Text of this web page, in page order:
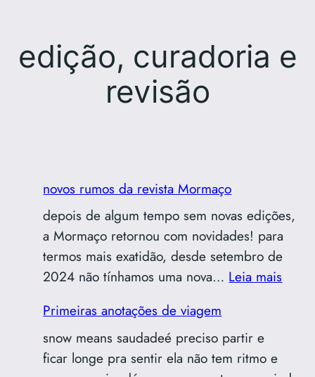
edição, curadoria e
revisão
novos rumos da revista Mormaço
depois de algum tempo sem novas edições,
a Mormaço retornou com novidades! para
termos mais exatidão, desde setembro de
2024 não tínhamos uma nova… Leia mais:
Primeiras anotações de viagem
snow means saudadeé preciso partir e
ficar longe pra sentir ela não tem ritmo e